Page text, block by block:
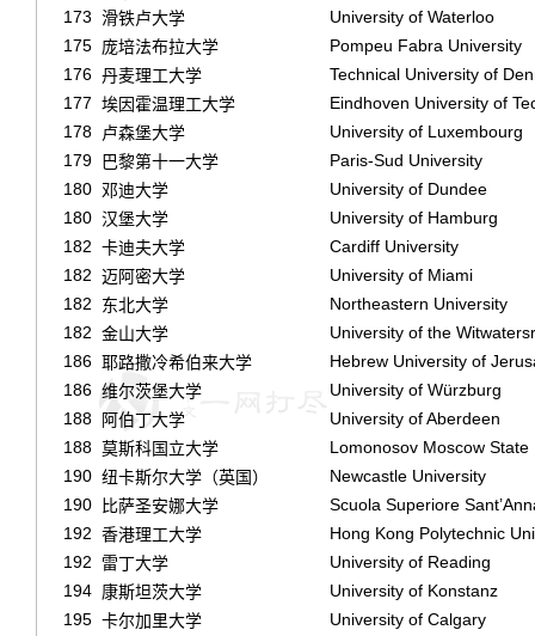
173 滑铁卢大学
University of Waterloo
175 庞培法布拉大学
Pompeu Fabra University
176 丹麦理工大学
Technical University of
177 埃因霍温理工大学
Eindhoven University of
178
卢森堡大学
University of Luxembourg
179 巴黎第十一大学
Paris-Sud University
180 邓迪大学
University of Dundee
180 汉堡大学
University of Hamburg
182 卡迪夫大学
Cardiff University
182 迈阿密大学
University of Miami
182
东北大学
Northeastern University
182 金山大学
University of the
186 耶路撒冷希伯来大学
Hebrew University of
186 维尔茨堡大学
University of Würzburg
188 阿伯丁大学
University of Aberdeen
188 莫斯科国立大学
Lomonosov Moscow State
190 纽卡斯尔大学（英国）
Newcastle University
190
比萨圣安娜大学
Scuola Superiore
192 香港理工大学
Hong Kong Polytechnic
192
雷丁大学
University of Reading
194 康斯坦茨大学
University of Konstanz
195 卡尔加里大学
University of Calgary